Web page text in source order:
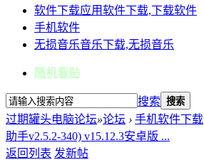
软件下载应用软件下载,下载软件
手机软件
无损音乐音乐下载,无损音乐
随机看贴
搜索 搜索
过期罐头电脑论坛»论坛 › 手机软件下载
助手v2.5.2-340) v15.12.3安卓版 ...
返回列表 发新帖